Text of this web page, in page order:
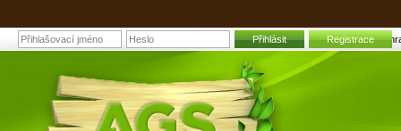
Agro řemeny |
Přihlásit Registrace